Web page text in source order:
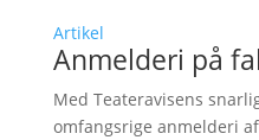
Artikel
Anmelderi på
Med Teateravisens
omfangsrige anmelderi